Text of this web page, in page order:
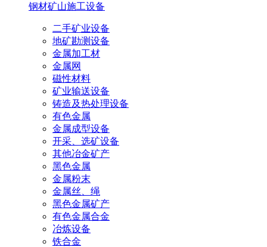
钢材矿山施工设备
二手矿业设备
地矿勘测设备
金属加工材
金属网
磁性材料
矿业输送设备
铸造及热处理设备
有色金属
金属成型设备
开采、选矿设备
其他冶金矿产
黑色金属
金属粉末
金属丝、绳
黑色金属矿产
有色金属合金
冶炼设备
铁合金